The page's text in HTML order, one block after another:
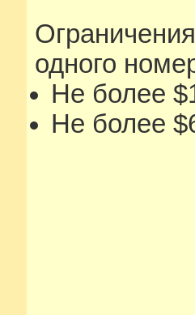
одного
Не более
Не более